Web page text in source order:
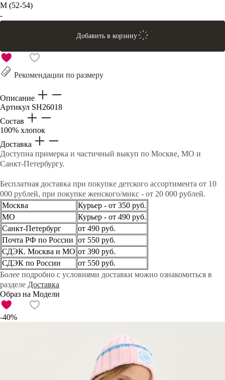
M (52-54)
-
Добавить в корзину
Рекомендации по размеру
Описание
Артикул SH26018
Состав
100% хлопок
Доставка
Доступна примерка и частичный выкуп по Москве, МО и
Санкт-Петербургу.
Бесплатная доставка при покупке детского ассортимента от 10
000 рублей, при покупке женского/микс - от 20 000 рублей.
Москва
Курьер - от 350 руб.
МО
Курьер - от 490 руб.
Санкт-Петербург
от 490 руб.
Почта РФ по России от 550 руб.
СДЭК. Москва и МО от 390 руб.
СДЭК по России
от 550 руб.
Более подробно с условиями доставки можно ознакомиться в
разделе Доставка
Образ на Модели
-40%